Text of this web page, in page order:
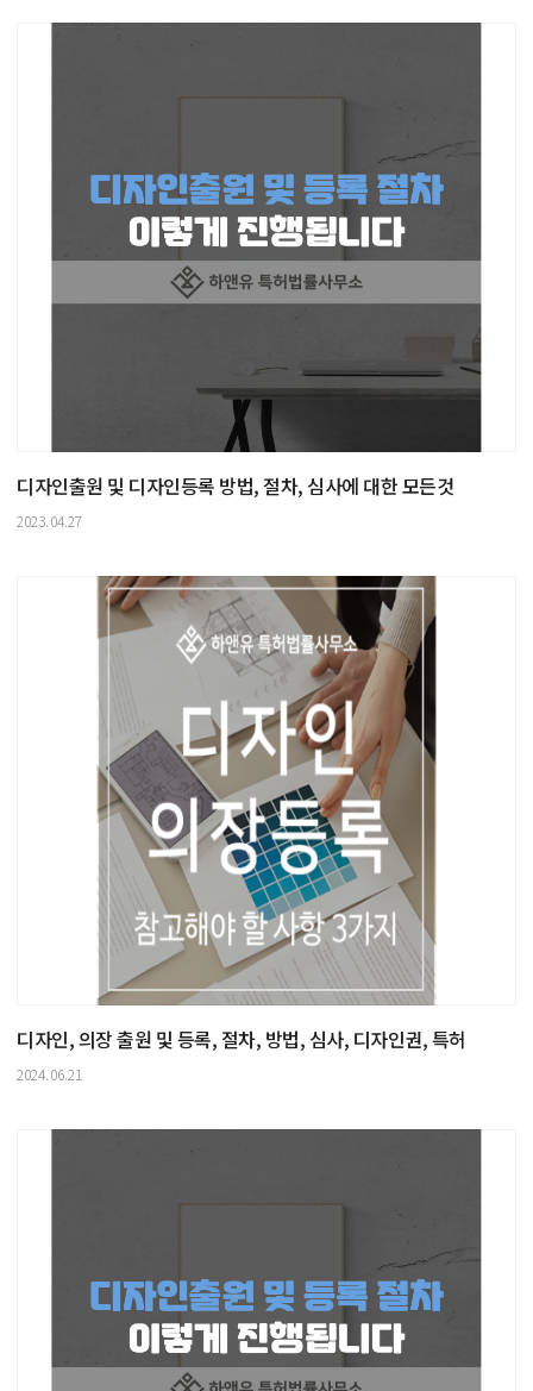
디자인출원 및 디자인등록 방법, 절차, 심사에 대한 모든것
2023.04.27
디자인, 의장 출원 및 등록, 절차, 방법, 심사, 디자인권, 특허
2024.06.21